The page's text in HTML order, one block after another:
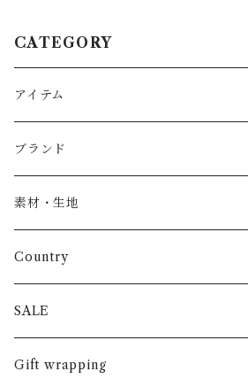
CATEGORY
アイテム
Baby
トップス
長袖
半袖
パンツ
長ズボン
半ズボン
スカート
ワンピース
ブランド
AS WE GROW
ARCH&LINE
BABE & TESS
BOBOCHOSES
素材・生地
コットン 100%
リネン( 麻 )
ウール
Country
France / フランス
Italy / イタリア
SALE
男の子
Gift wrapping